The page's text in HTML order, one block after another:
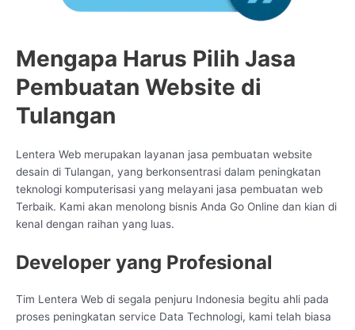
Mengapa Harus Pilih Jasa
Pembuatan Website di
Tulangan
Lentera Web merupakan layanan jasa pembuatan website
desain di Tulangan, yang berkonsentrasi dalam peningkatan
teknologi komputerisasi yang melayani jasa pembuatan web
Terbaik. Kami akan menolong bisnis Anda Go Online dan kian di
kenal dengan raihan yang luas.
Developer yang Profesional
Tim Lentera Web di segala penjuru Indonesia begitu ahli pada
proses peningkatan service Data Technologi, kami telah biasa